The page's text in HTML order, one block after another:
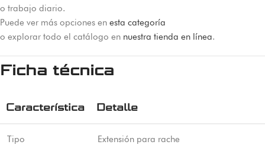
o trabajo diario.
Puede ver más opciones en esta categoría
o explorar todo el catálogo en nuestra tienda en línea.
Ficha técnica
Característica Detalle
Tipo Extensión para rache